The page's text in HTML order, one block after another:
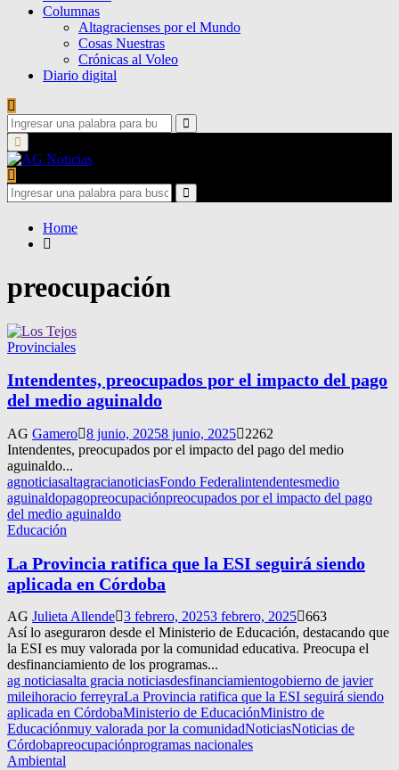
Columnas
Altagracienses por el Mundo
Cosas Nuestras
Crónicas al Voleo
Diario digital
Search
for:
Search
Primary
Menu
Search
for:
Search
Home
preocupación
Provinciales
Intendentes, preocupados por el impacto del pago
del medio aguinaldo
AG Gamero 8 junio, 20258 junio, 2025
2262
Intendentes, preocupados por el impacto del pago del medio
aguinaldo...
agnoticiasaltagracianoticiasFondo Federalintendentesmedio
aguinaldopagopreocupaciónpreocupados por el impacto del pago
del medio aguinaldo
Educación
La Provincia ratifica que la ESI seguirá siendo
aplicada en Córdoba
AG Julieta Allende 3 febrero, 20253 febrero, 2025 663
Así lo aseguraron desde el Ministerio de Educación, destacando que
la ESI es muy valorada por la comunidad educativa. Preocupa el
desfinanciamiento de los programas...
ag noticiasalta gracia noticiasdesfinanciamientogobierno de javier
mileihoracio ferreyraLa Provincia ratifica que la ESI seguirá siendo
aplicada en CórdobaMinisterio de EducaciónMinistro de
Educaciónmuy valorada por la comunidadNoticiasNoticias de
Córdobapreocupaciónprogramas nacionales
Ambiental